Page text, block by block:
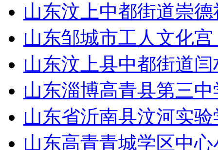
山东汶上中都街道崇
山东邹城市工人文化
山东汶上县中都街道
山东淄博高青县第三
山东省沂南县汶河实
山东高青青城学区中